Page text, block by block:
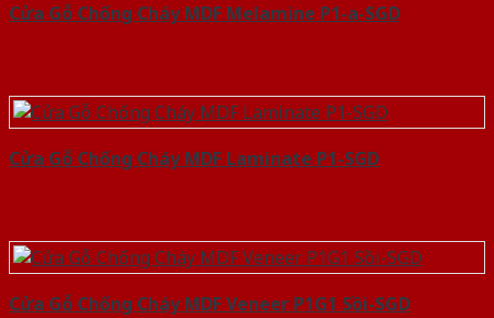
Cửa Gỗ Chống Cháy MDF Melamine P1-a-SGD
Cửa Gỗ Chống Cháy MDF Laminate P1-SGD
Cửa Gỗ Chống Cháy MDF Veneer P1G1 Sồi-SGD